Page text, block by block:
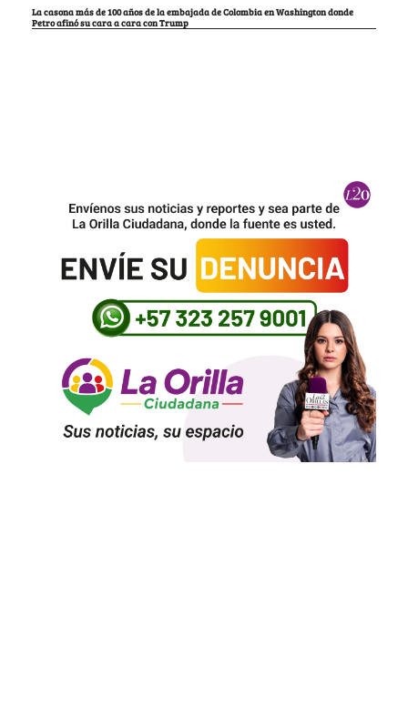
La casona más de 100 años de la embajada de Colombia en Washington donde
Petro afinó su cara a cara con Trump